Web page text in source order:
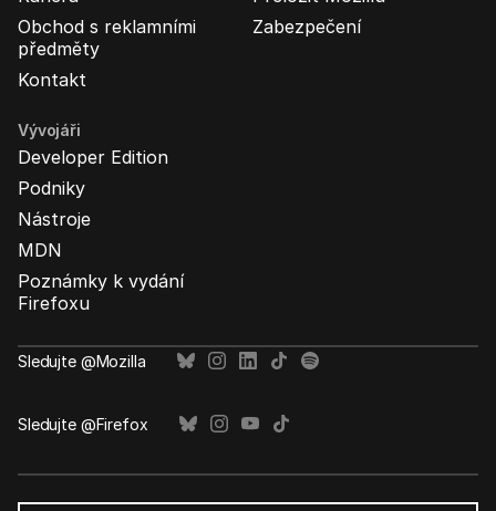
Obchod s reklamními
předměty
Kontakt
Zabezpečení
Vývojáři
Developer Edition
Podniky
Nástroje
MDN
Poznámky k vydání
Firefoxu
Sledujte @Mozilla
Sledujte @Firefox